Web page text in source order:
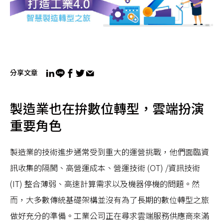
分享文章
製造業也在拚數位轉型，雲端扮演
重要角色
製造業的技術進步通常受到重大的運營挑戰，他們面臨資
訊收集的隔閡、高營運成本、營運技術 (OT) /資訊技術
(IT) 整合薄弱、高速計算需求以及機器停機的問題。然
而，大多數傳統基礎架構並沒有為了長期的數位轉型之旅
做好充分的準備。工業公司正在尋求雲端服務供應商來滿